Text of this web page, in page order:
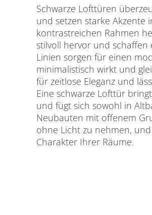
Schwarze Lofttüren
und setzen starke Akzente
kontrastreichen Rahmen
stilvoll hervor und schaffen
Linien sorgen für einen
minimalistisch wirkt und
für zeitlose Eleganz und
Eine schwarze Lofttür
und fügt sich sowohl in
Neubauten mit offenem
ohne Licht zu nehmen,
Charakter Ihrer Räume.